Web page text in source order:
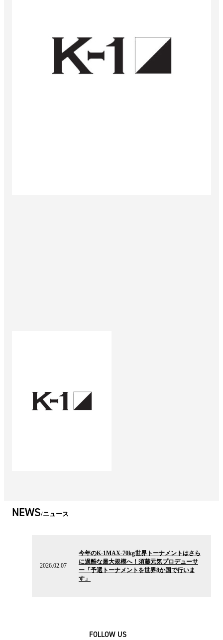
NEWS ニュース
2026.02.07
今年のK-1MAX-70kg世界トーナメントはさら
に過酷な最大規模へ！須藤元気プロデューサ
ー「予選トーナメントを世界8か国で行いま
す」
FOLLOW US